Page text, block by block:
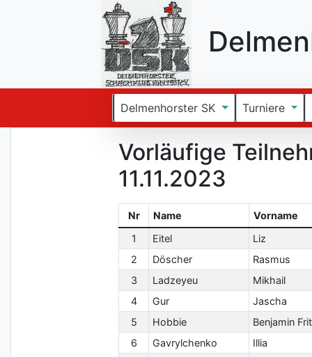
Delmenhorster SK Turniere
Vorläufige
11.11.2023
Nr Name
Vorname
1
Eitel
Liz
2
Döscher
Rasmus
3
Ladzeyeu
Mikhail
4
Gur
Jascha
5
Hobbie
Benjamin
6
Gavrylchenko
Illia